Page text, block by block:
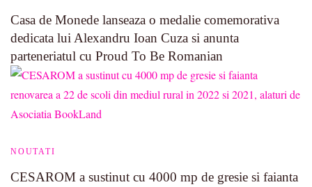
Casa de Monede lanseaza o medalie comemorativa
dedicata lui Alexandru Ioan Cuza si anunta
parteneriatul cu Proud To Be Romanian
NOUTATI
CESAROM a sustinut cu 4000 mp de gresie si faianta